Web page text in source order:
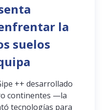
la
suelos
++ desarrollado
continentes —la
tecnologías para